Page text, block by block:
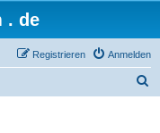
. de
Anmelden
Registrieren